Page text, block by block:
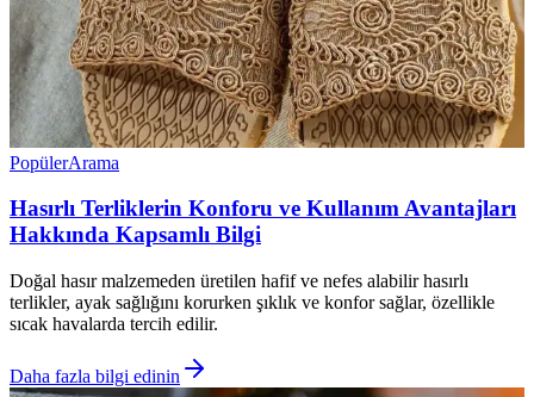
PopülerArama
Hasırlı Terliklerin Konforu ve Kullanım Avantajları
Hakkında Kapsamlı Bilgi
Doğal hasır malzemeden üretilen hafif ve nefes alabilir hasırlı
terlikler, ayak sağlığını korurken şıklık ve konfor sağlar, özellikle
sıcak havalarda tercih edilir.
Daha fazla bilgi edinin